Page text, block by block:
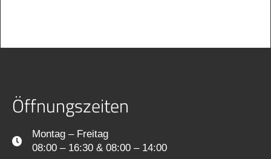
Öffnungszeiten
Montag – Freitag
08:00 – 16:30 & 08:00 – 14:00